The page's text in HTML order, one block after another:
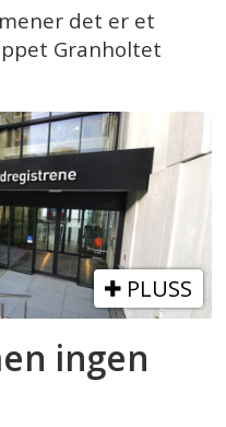
det er et
Granholtet
PLUSS
ingen